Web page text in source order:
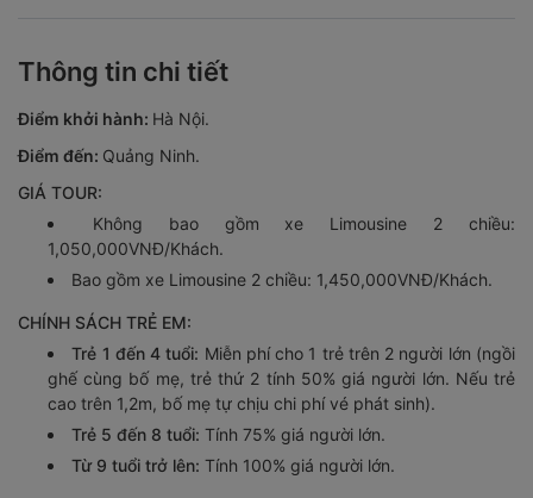
Thông tin chi tiết
Điểm khởi hành: Hà Nội.
Điểm đến: Quảng Ninh.
GIÁ TOUR:
Không bao gồm xe Limousine 2 chiều:
1,050,000VNĐ/Khách.
Bao gồm xe Limousine 2 chiều: 1,450,000VNĐ/Khách.
CHÍNH SÁCH TRẺ EM:
Trẻ 1 đến 4 tuổi: Miễn phí cho 1 trẻ trên 2 người lớn (ngồi
ghế cùng bố mẹ, trẻ thứ 2 tính 50% giá người lớn. Nếu trẻ
cao trên 1,2m, bố mẹ tự chịu chi phí vé phát sinh).
Trẻ 5 đến 8 tuổi: Tính 75% giá người lớn.
Từ 9 tuổi trở lên: Tính 100% giá người lớn.